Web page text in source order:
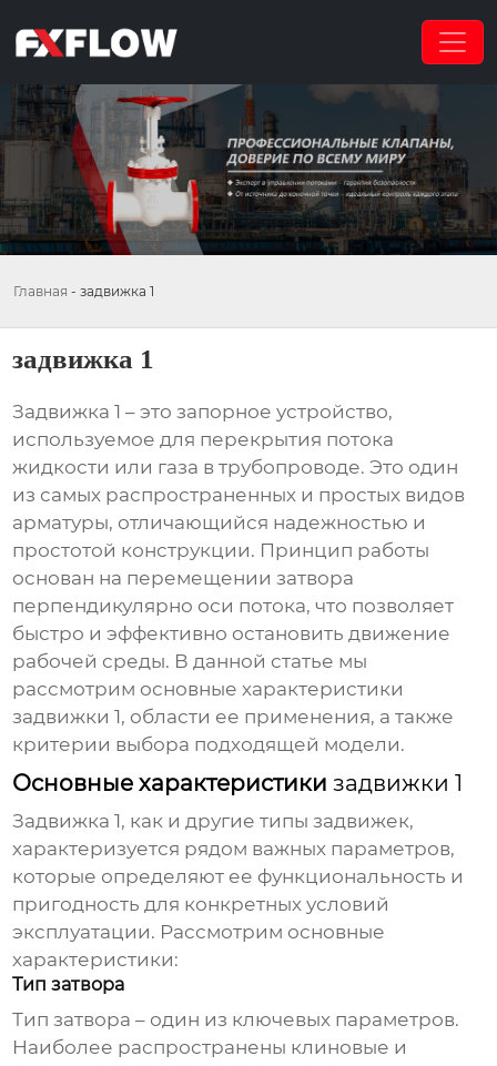
Главная - задвижка 1
задвижка 1
Задвижка 1 – это запорное устройство,
используемое для перекрытия потока
жидкости или газа в трубопроводе. Это один
из самых распространенных и простых видов
арматуры, отличающийся надежностью и
простотой конструкции. Принцип работы
основан на перемещении затвора
перпендикулярно оси потока, что позволяет
быстро и эффективно остановить движение
рабочей среды. В данной статье мы
рассмотрим основные характеристики
задвижки 1, области ее применения, а также
критерии выбора подходящей модели.
Основные характеристикизадвижки 1
Задвижка 1, как и другие типы задвижек,
характеризуется рядом важных параметров,
которые определяют ее функциональность и
пригодность для конкретных условий
эксплуатации. Рассмотрим основные
характеристики:
Тип затвора
Тип затвора – один из ключевых параметров.
Наиболее распространены клиновые и